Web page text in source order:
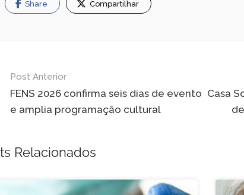
Share Compartilhar
Post Anterior
FENS 2026 confirma seis dias de evento
e amplia programação cultural
Casa
Relacionados